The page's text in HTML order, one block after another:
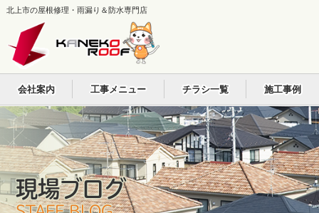
北上市の屋根修理・雨漏り＆防水専門店
会社案内 工事メニュー チラシ一覧 施工事例
現場ブログ